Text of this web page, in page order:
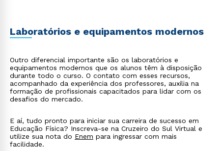
Laboratórios e equipamentos modernos
Outro diferencial importante são os laboratórios e
equipamentos modernos que os alunos têm à disposição
durante todo o curso. O contato com esses recursos,
acompanhado da experiência dos professores, auxilia na
formação de profissionais capacitados para lidar com os
desafios do mercado.
E aí, tudo pronto para iniciar sua carreira de sucesso em
Educação Física? Inscreva-se na Cruzeiro do Sul Virtual e
utilize sua nota do Enem para ingressar com mais
facilidade.